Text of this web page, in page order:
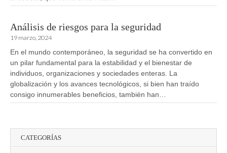
Análisis de riesgos para la seguridad
19 marzo, 2024
En el mundo contemporáneo, la seguridad se ha convertido en
un pilar fundamental para la estabilidad y el bienestar de
individuos, organizaciones y sociedades enteras. La
globalización y los avances tecnológicos, si bien han traído
consigo innumerables beneficios, también han…
CATEGORÍAS